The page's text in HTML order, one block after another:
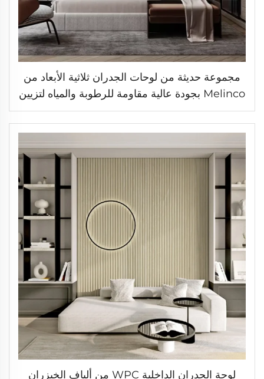
مجموعة حديثة من لوحات الجدران ثلاثية الأبعاد من
Melinco بجودة عالية مقاومة للرطوبة والمياه لتزيين
الداخل بلون الرخام
لوحة الجدران الداخلية WPC من ألياف الخيزران